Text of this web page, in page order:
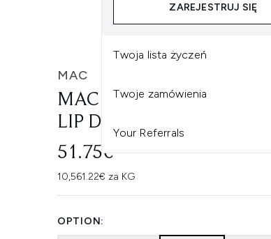
ZAREJESTRUJ SIĘ
Twoja lista życzeń
Twoje zamówienia
Your Referrals
MAC
MAC MACXIMAL SILKY
LIP DUO - MEHR
51.75€
10,561.22€ za KG
OPTION: